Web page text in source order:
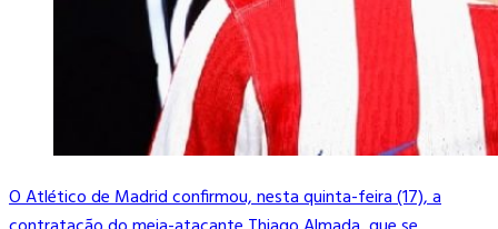
O Atlético de Madrid confirmou, nesta quinta-feira (17), a